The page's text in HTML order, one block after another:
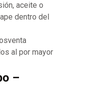
aceite o
dentro del
al por mayor
–